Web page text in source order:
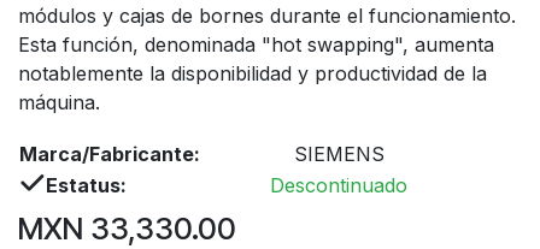
módulos y cajas de bornes durante el funcionamiento.
Esta función, denominada "hot swapping", aumenta
notablemente la disponibilidad y productividad de la
máquina.
Marca/Fabricante:
SIEMENS
Estatus:
Descontinuado
MXN 33,330.00